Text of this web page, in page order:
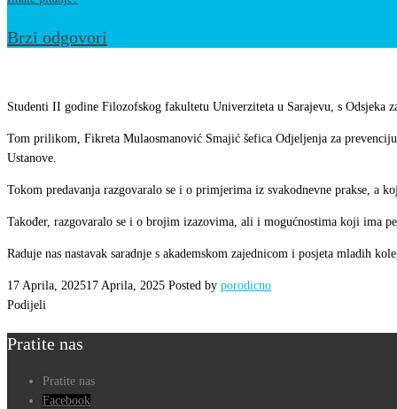
Brzi odgovori
za
Filozofskog
Univerziteta
u
Sarajevu
Studenti II godine Filozofskog fakultetu Univerziteta u Sarajevu, s Odsjeka
Tom prilikom, Fikreta Mulaosmanović Smajić šefica Odjeljenja za
Ustanove.
Tokom predavanja razgovaralo se i o primjerima iz svakodnevne prakse, a
Također, razgovaralo se i o brojim izazovima, ali i mogućnostima koji ima
Raduje nas nastavak saradnje s akademskom zajednicom i posjeta mladih
17 Aprila, 202517 Aprila, 2025 Posted by porodicno
Podijeli
Pratite nas
Pratite nas
Facebook